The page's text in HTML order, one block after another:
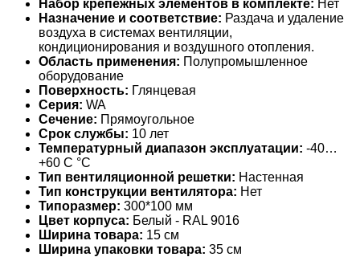
Набор крепежных элементов в комплекте: Нет
Назначение и соответствие: Раздача и удаление
воздуха в системах вентиляции,
кондиционирования и воздушного отопления.
Область применения: Полупромышленное
оборудование
Поверхность: Глянцевая
Серия: WA
Сечение: Прямоугольное
Срок службы: 10 лет
Температурный диапазон эксплуатации: -40…
+60 С °С
Тип вентиляционной решетки: Настенная
Тип конструкции вентилятора: Нет
Типоразмер: 300*100 мм
Цвет корпуса: Белый - RAL 9016
Ширина товара: 15 см
Ширина упаковки товара: 35 см